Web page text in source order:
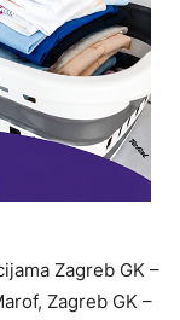
Zagreb GK –
Zagreb GK –